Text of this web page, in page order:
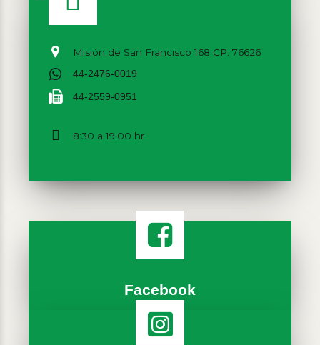
Misión de San Francisco 168 CP. 76626
44-2476-0019
44-2559-0951
8:30 a 19:00 hr
Facebook